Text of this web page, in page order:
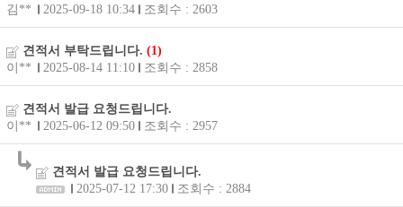
김**
2025-09-18 10:34 조회수 : 2603
견적서 부탁드립니다. (1)
이**
2025-08-14 11:10 조회수 : 2858
견적서 발급 요청드립니다.
이**
2025-06-12 09:50 조회수 : 2957
견적서 발급 요청드립니다.
2025-07-12 17:30
조회수 : 2884